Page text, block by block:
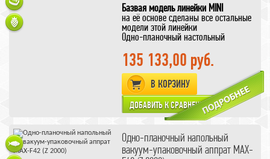
без функции газа
Базвая модель линейки MINI
на её основе сделаны все остальные
модели этой линейки
Одно-планочный настольный
однокамерный
вакуумный аппарат MINI BOSS
(Германия)
С микропроцессорной системой
управления Z 1000
Простейший вакуумный аппарат из
линейки MINI BOSS
Однако обладает всеми
преимуществами аппаратов ВOSS:
простота исполнения,
высочайшее качество материалов
качественная сборта
135 133,00 руб.
В КОРЗИНУ
Одно-планочный напольный
вакуум-упаковочный аппрат MAX-